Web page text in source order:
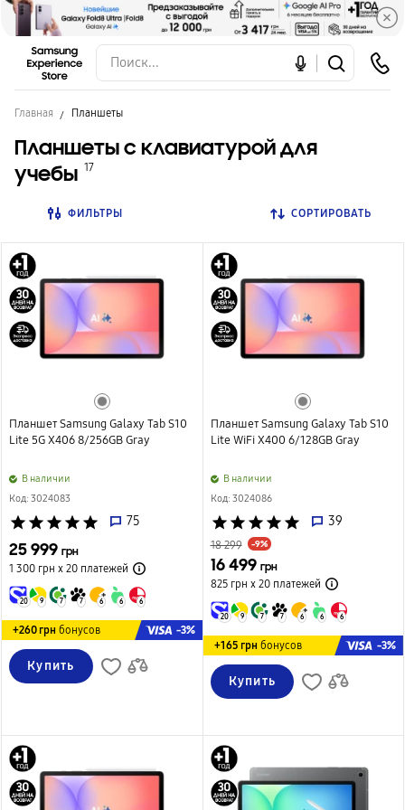
Главная Планшеты
Планшеты с клавиатурой для
учебы 17
ФИЛЬТРЫ СОРТИРОВАТЬ
Планшет Samsung Galaxy Tab S10
Lite 5G X406 8/256GB Gray
B наличии
Код: 3024083
star star star star star 75
25 999 грн
1 300 грн х 20 платежей
20 9 7 7 6 6 6
+260 грн бонусов -3%
Купить
Планшет Samsung Galaxy Tab S10
Lite WiFi X400 6/128GB Gray
B наличии
Код: 3024086
star star star star star 39
18 299 -9%
16 499 грн
825 грн х 20платежей
20 9 7 7 6 6 6
+165 грн бонусов -3%
Купить